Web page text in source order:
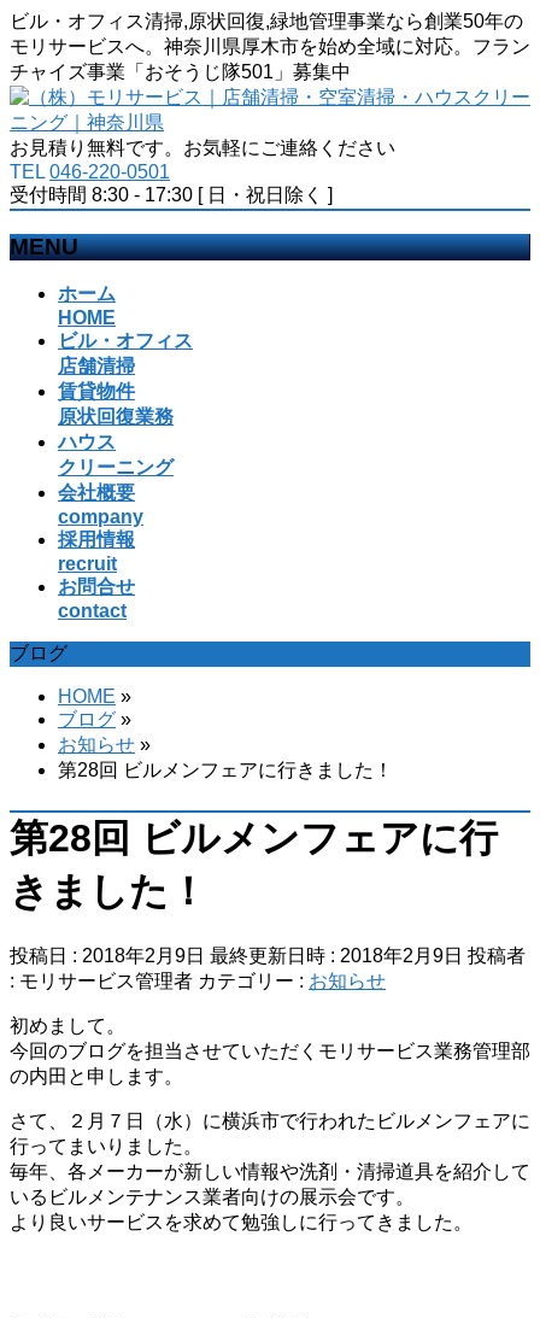
ビル・オフィス清掃,原状回復,緑地管理事業なら創業50年の
モリサービスへ。神奈川県厚木市を始め全域に対応。フラン
チャイズ事業「おそうじ隊501」募集中
お見積り無料です。お気軽にご連絡ください
TEL 046-220-0501
受付時間 8:30 - 17:30 [ 日・祝日除く ]
MENU
ホーム
HOME
ビル・オフィス
店舗清掃
賃貸物件
原状回復業務
ハウス
クリーニング
会社概要
company
採用情報
recruit
お問合せ
contact
ブログ
HOME »
ブログ »
お知らせ »
第28回 ビルメンフェアに行きました！
第28回 ビルメンフェアに行
きました！
投稿日 : 2018年2月9日 最終更新日時 : 2018年2月9日 投稿者
: モリサービス管理者 カテゴリー : お知らせ
初めまして。
今回のブログを担当させていただくモリサービス業務管理部
の内田と申します。
さて、２月７日（水）に横浜市で行われたビルメンフェアに
行ってまいりました。
毎年、各メーカーが新しい情報や洗剤・清掃道具を紹介して
いるビルメンテナンス業者向けの展示会です。
より良いサービスを求めて勉強しに行ってきました。